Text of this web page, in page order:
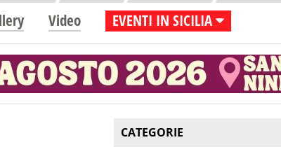
Video EVENTI IN SICILIA
CATEGORIE